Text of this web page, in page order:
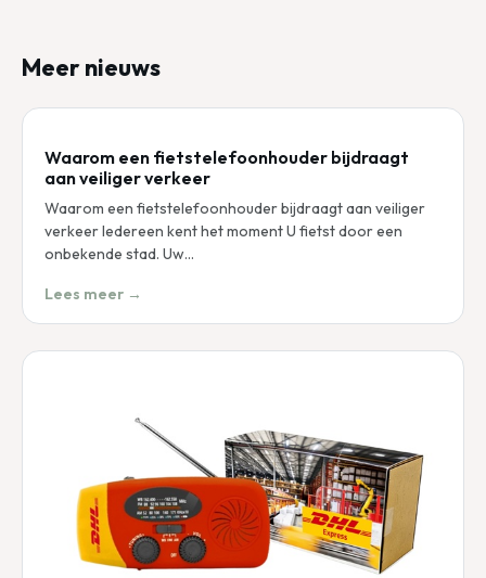
Meer nieuws
Waarom een fietstelefoonhouder bijdraagt
aan veiliger verkeer
Waarom een fietstelefoonhouder bijdraagt aan veiliger
verkeer Iedereen kent het moment U fietst door een
onbekende stad. Uw…
Lees meer →